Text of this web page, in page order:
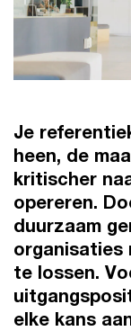
Je
heen, de
kritischer
opereren.
duurzaam
organisaties
te lossen.
elke kans